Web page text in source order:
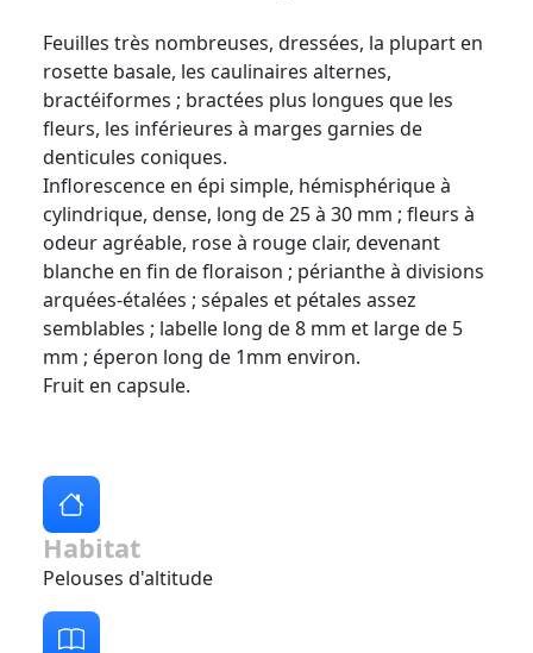
Feuilles très nombreuses, dressées, la plupart en
rosette basale, les caulinaires alternes,
bractéiformes ; bractées plus longues que les
fleurs, les inférieures à marges garnies de
denticules coniques.
Inflorescence en épi simple, hémisphérique à
cylindrique, dense, long de 25 à 30 mm ; fleurs à
odeur agréable, rose à rouge clair, devenant
blanche en fin de floraison ; périanthe à divisions
arquées-étalées ; sépales et pétales assez
semblables ; labelle long de 8 mm et large de 5
mm ; éperon long de 1mm environ.
Fruit en capsule.
Habitat
Pelouses d'altitude